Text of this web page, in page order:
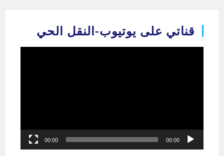
قناتي على يوتيوب-النقل الحي
00:00
00:00